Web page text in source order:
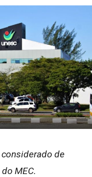
de
MEC.